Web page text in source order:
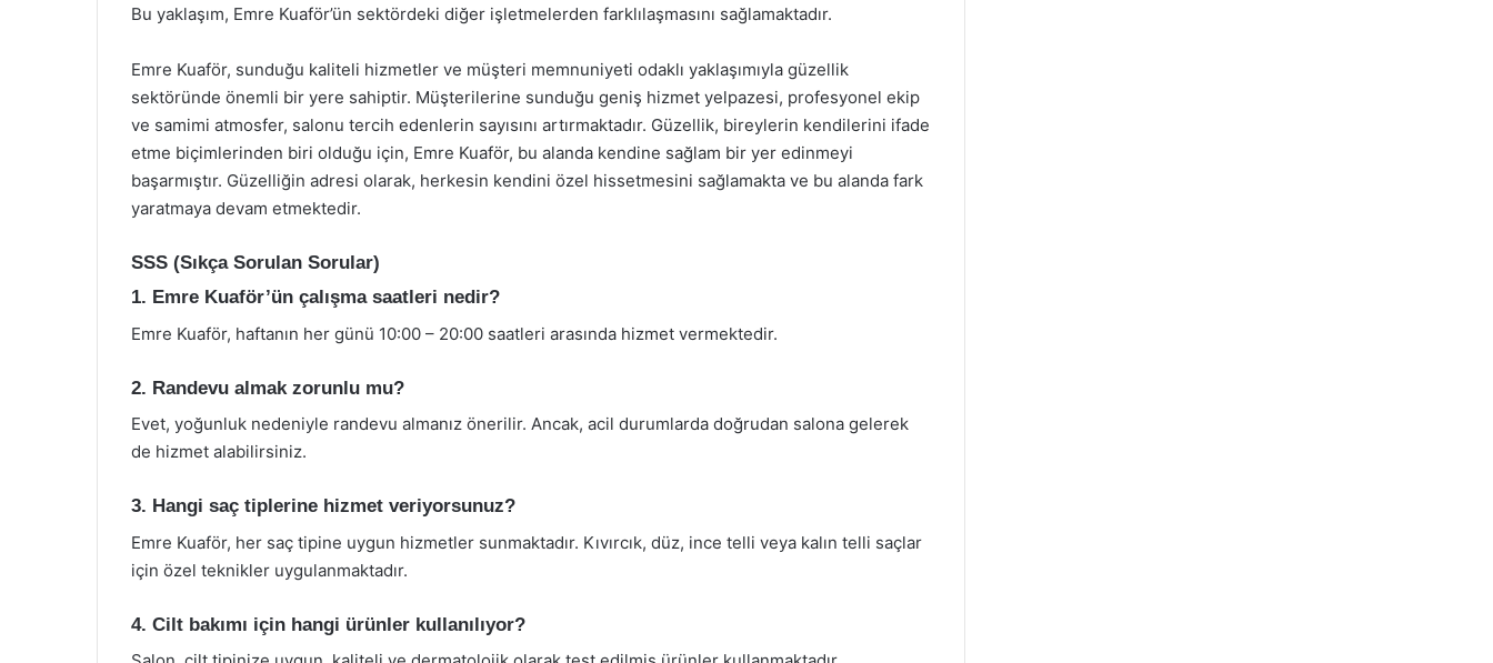
Bu yaklaşım, Emre Kuaför’ün sektördeki diğer işletmelerden farklılaşmasını sağlamaktadır.
Emre Kuaför, sunduğu kaliteli hizmetler ve müşteri memnuniyeti odaklı yaklaşımıyla güzellik
sektöründe önemli bir yere sahiptir. Müşterilerine sunduğu geniş hizmet yelpazesi, profesyonel ekip
ve samimi atmosfer, salonu tercih edenlerin sayısını artırmaktadır. Güzellik, bireylerin kendilerini ifade
etme biçimlerinden biri olduğu için, Emre Kuaför, bu alanda kendine sağlam bir yer edinmeyi
başarmıştır. Güzelliğin adresi olarak, herkesin kendini özel hissetmesini sağlamakta ve bu alanda fark
yaratmaya devam etmektedir.
SSS (Sıkça Sorulan Sorular)
1. Emre Kuaför’ün çalışma saatleri nedir?
Emre Kuaför, haftanın her günü 10:00 – 20:00 saatleri arasında hizmet vermektedir.
2. Randevu almak zorunlu mu?
Evet, yoğunluk nedeniyle randevu almanız önerilir. Ancak, acil durumlarda doğrudan salona gelerek
de hizmet alabilirsiniz.
3. Hangi saç tiplerine hizmet veriyorsunuz?
Emre Kuaför, her saç tipine uygun hizmetler sunmaktadır. Kıvırcık, düz, ince telli veya kalın telli saçlar
için özel teknikler uygulanmaktadır.
4. Cilt bakımı için hangi ürünler kullanılıyor?